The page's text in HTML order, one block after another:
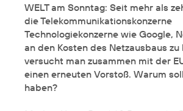
WELT am Sonntag: Seit mehr als
die Telekommunikationskonzerne
Technologiekonzerne wie Google,
an den Kosten des Netzausbaus
versucht man zusammen mit der
einen erneuten Vorstoß. Warum
haben?